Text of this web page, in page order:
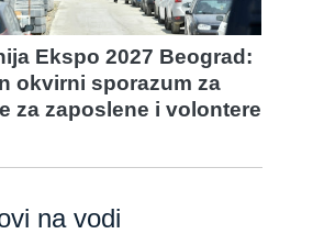
Ekspo 2027 Beograd:
okvirni sporazum za
za zaposlene i volontere
na vodi